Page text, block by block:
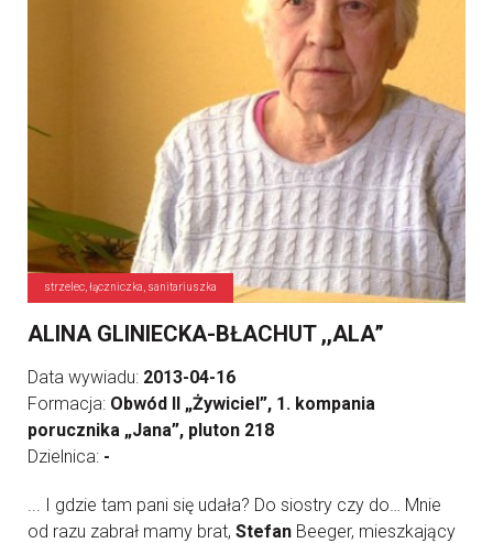
strzelec, łączniczka, sanitariuszka
ALINA GLINIECKA-BŁACHUT ,,ALA”
Data wywiadu: 2013-04-16
Formacja: Obwód II „Żywiciel”, 1. kompania
porucznika „Jana”, pluton 218
Dzielnica: -
... I gdzie tam pani się udała? Do siostry czy do… Mnie
od razu zabrał mamy brat, Stefan Beeger, mieszkający